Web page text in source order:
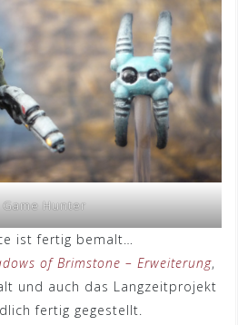
Game Hunter
ist fertig bemalt…
of Brimstone – Erweiterung,
und auch das Langzeitprojekt
fertig gegestellt.